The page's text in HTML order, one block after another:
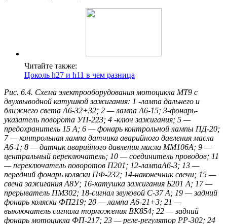
Читайте также:
Цоколь h27 и h11 в чем разница
Рис. 6.4. Схема электрооборудования мотоцикла МТ9 с
двухвыводной катушкой зажигания: 1 -лампа дальнего и
ближнего света А6-32+32; 2 — лампа А6-15; 3-фонарь-
указатель поворота УП-223; 4 -ключ зажигания; 5 —
предохранитель 15 А; 6 — фонарь контрольной лампы ПД-20;
7 — контрольная лампа датчика аварийного давления масла
А6-1; 8 — датчик аварийного давления масла ММ106А; 9 —
центральный переключатель; 10 — соединитель проводов; 11
— переключатель поворотов П201; 12-лампаА6-3; 13 —
передний фонарь коляски ПФ-232; 14-наконечник свечи; 15 —
свеча зажигания А8У; 16-катушка зажигания Б201 А; 17 —
прерыватель ПМ302; 18-сигнал звуковой С-37 А; 19 — задний
фонарь коляски ФП219; 20 — лампа А6-21+3; 21 —
выключатель сигнала торможения ВК854; 22 — задний
фонарь мотоцикла ФП-217; 23 — реле-регулятор РР-302; 24